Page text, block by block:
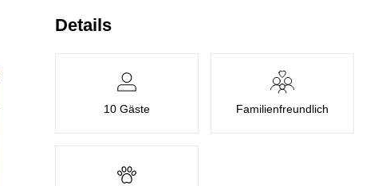
Details
10 Gäste Familien­freundlich